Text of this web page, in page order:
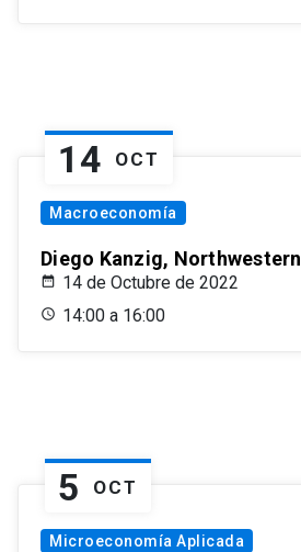
14 OCT
Macroeconomía
Diego Kanzig, Northwestern
14 de Octubre de 2022
14:00 a 16:00
5 OCT
Microeconomía Aplicada